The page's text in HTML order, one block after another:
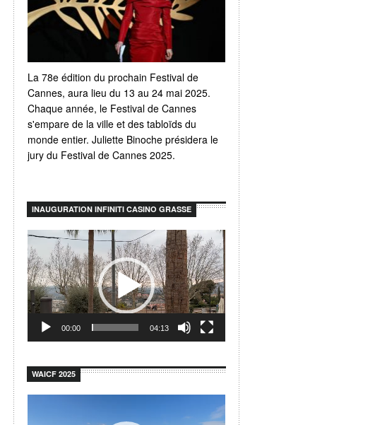
La 78e édition du prochain Festival de
Cannes, aura lieu du 13 au 24 mai 2025.
Chaque année, le Festival de Cannes
s'empare de la ville et des tabloïds du
monde entier. Juliette Binoche présidera le
jury du Festival de Cannes 2025.
INAUGURATION INFINITI CASINO GRASSE
Lecteur
vidéo
00:00 04:13
WAICF 2025